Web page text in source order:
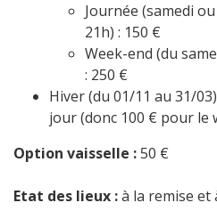
Journée (samedi
21h) : 150 €
Week-end (du
: 250 €
Hiver (du 01/11 au 31/
jour (donc 100 € pour le
Option vaisselle :50 €
Etat des lieux :à la remise et